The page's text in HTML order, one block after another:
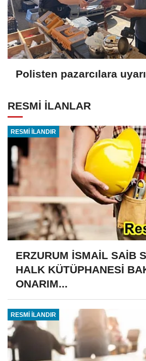
Polisten pazarcılara
RESMİ İLANLAR
RESMİ İLANDIR
ERZURUM İSMAİL SAİB
HALK KÜTÜPHANESİ
ONARIM...
RESMİ İLANDIR